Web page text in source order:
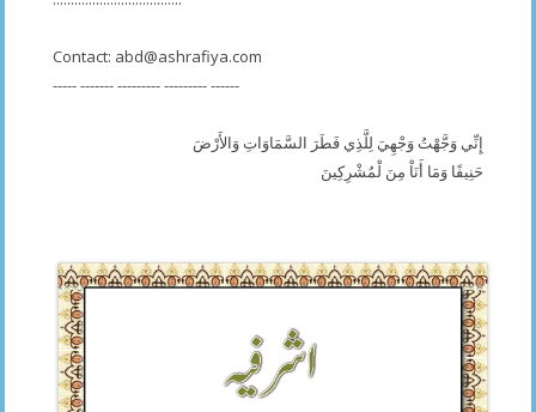
Contact: abd@ashrafiya.com
----- ------- --------- --------- ------
إِنِّي وَجَّهْتُ وَجْهِيَ لِلَّذِي فَطَرَ السَّمَاوَاتِ وَالأَرْضَ
حَنِيفًا وَمَا أَنَاْ مِنَ لْمُشْرِكِينَ